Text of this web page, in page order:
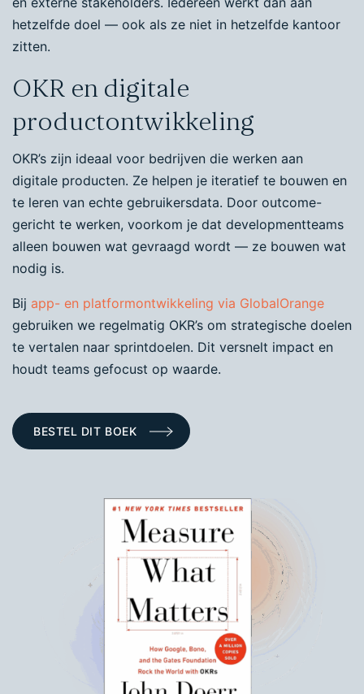
hetzelfde doel — ook als ze niet in hetzelfde kantoor
zitten.
OKR en digitale
productontwikkeling
OKR’s zijn ideaal voor bedrijven die werken aan
digitale producten. Ze helpen je iteratief te bouwen en
te leren van echte gebruikersdata. Door outcome-
gericht te werken, voorkom je dat developmentteams
alleen bouwen wat gevraagd wordt — ze bouwen wat
nodig is.
Bij app- en platformontwikkeling via GlobalOrange
gebruiken we regelmatig OKR’s om strategische doelen
te vertalen naar sprintdoelen. Dit versnelt impact en
houdt teams gefocust op waarde.
BESTEL DIT BOEK